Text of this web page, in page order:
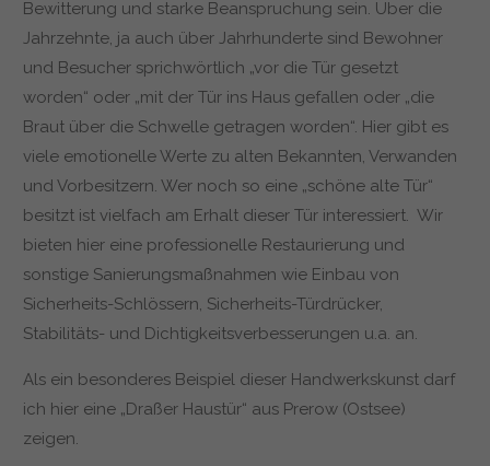
Bewitterung und starke Beanspruchung sein. Über die
Jahrzehnte, ja auch über Jahrhunderte sind Bewohner
und Besucher sprichwörtlich „vor die Tür gesetzt
worden“ oder „mit der Tür ins Haus gefallen oder „die
Braut über die Schwelle getragen worden“. Hier gibt es
viele emotionelle Werte zu alten Bekannten, Verwanden
und Vorbesitzern. Wer noch so eine „schöne alte Tür“
besitzt ist vielfach am Erhalt dieser Tür interessiert. Wir
bieten hier eine professionelle Restaurierung und
sonstige Sanierungsmaßnahmen wie Einbau von
Sicherheits-Schlössern, Sicherheits-Türdrücker,
Stabilitäts- und Dichtigkeitsverbesserungen u.a. an.
Als ein besonderes Beispiel dieser Handwerkskunst darf
ich hier eine „Draßer Haustür“ aus Prerow (Ostsee)
zeigen.